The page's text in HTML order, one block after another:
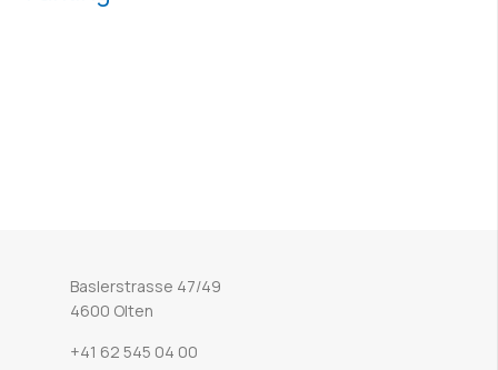
Baslerstrasse 47/49
4600 Olten
+41 62 545 04 00